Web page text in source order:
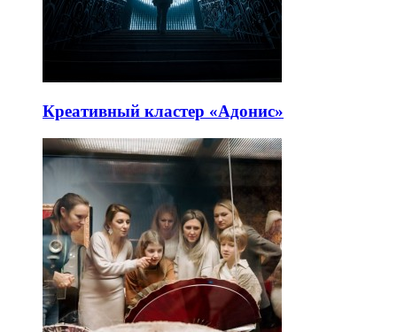
Креативный кластер «Адонис»